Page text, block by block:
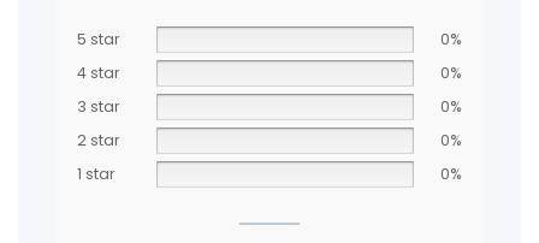
5 star
0%
4 star
0%
3 star
0%
2 star
0%
1 star
0%